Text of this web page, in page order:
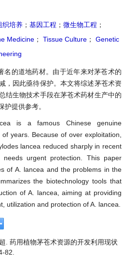
织培养 ； 基因工程 ； 微生物工程 ；
Medicine ； Tissue Culture ；
Genetic
名的道地药材。由于近年来对茅苍术的
，因此亟待保护。本文将综述茅苍术资
结生物技术手段在茅苍术药材生产中的
护提供参考。
is a famous Chinese genuine
years. Because of over exploitation,
lancea reduced sharply in recent
urgent protection. This paper
of A. lancea and the problems in the
the biotechnology tools that
of A. lancea, aiming at providing
utilization and protection of A. lancea.
. 药用植物茅苍术资源的开发利用现状
82.